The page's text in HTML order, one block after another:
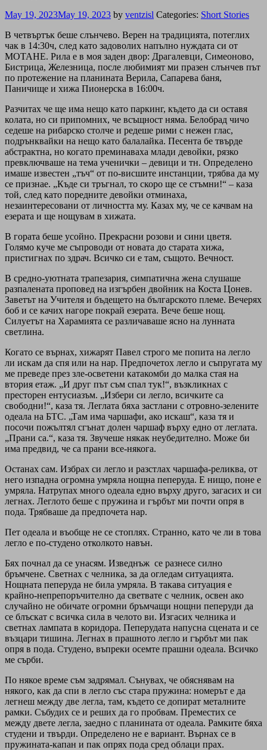
May 19, 2023May 19, 2023 by ventzisl Categories: Short Stories
В четвъртък беше слънчево. Верен на традицията, потеглих
чак в 14:30ч, след като задоволих напълно нуждата си от
МОТАНЕ. Рила е в моя заден двор: Драгалевци, Симеоново,
Бистрица, Железница, после любимият ми празен слънчев път
по протежение на планината Верила, Сапарева баня,
Паничище и хижа Пионерска в 16:00ч.
Разчитах че ще има нещо като паркинг, където да си оставя
колата, но си припомних, че всъщност няма. Белобрад чичо
седеше на рибарско столче и редеше рими с нежен глас,
подрънквайки на нещо като балалайка. Песента бе твърде
абстрактна, но когато преминаваха млади девойки, рязко
превключваше на тема ученички – девици и тн. Определено
имаше известен „тъч“ от по-висшите инстанции, трябва да му
се признае. „Къде си тръгнал, то скоро ще се стъмни!“ – каза
той, след като поредните девойки отминаха,
незаинтересовани от личността му. Казах му, че се качвам на
езерата и ще нощувам в хижата.
В гората беше усойно. Прекрасни розови и сини цветя.
Голямо куче ме съпроводи от новата до старата хижа,
пристигнах по здрач. Всичко си е там, същото. Вечност.
В средно-уютната трапезария, симпатична жена слушаше
разпалената проповед на изгърбен двойник на Коста Цонев.
Заветът на Учителя и бъдещето на българското племе. Вечерях
боб и се качих нагоре покрай езерата. Вече беше нощ.
Силуетът на Харамията се различаваше ясно на лунната
светлина.
Когато се върнах, хижарят Павел строго ме попита на легло
ли искам да спя или на нар. Предпочетох легло и съпругата му
ме преведе през зле-осветени катакомби до малка стая на
втория етаж. „И друг път съм спал тук!“, възкликнах с
престорен ентусиазъм. „Избери си легло, всичките са
свободни!“, каза тя. Леглата бяха застлани с отровно-зелените
одеала на БТС. „Там има чаршафи, ако искаш“, каза тя и
посочи пожълтял сгънат долен чаршаф върху едно от леглата.
„Прани са.“, каза тя. Звучеше някак неубедително. Може би
има предвид, че са прани все-някога.
Останах сам. Избрах си легло и разстлах чаршафа-реликва, oт
него изпадна огромна умряла нощна пеперуда. Е нищо, поне е
умряла. Натрупах много одеала едно върху друго, загасих и си
легнах. Леглото беше с пружина и гърбът ми почти опря в
пода. Трябваше да предпочета нар.
Пет одеала и въобще не се стоплях. Странно, като че ли в това
легло е по-студено отколкото навън.
Бях почнал да се унасям. Изведнъж се разнесе силно
бръмчене. Светнах с челника, за да огледам ситуацията.
Нощната пеперуда не била умряла. В такава ситуация е
крайно-непрепоръчително да светвате с челник, освен ако
случайно не обичате огромни бръмчащи нощни пеперуди да
се блъскат с всичка сила в челото ви. Изгасих челника и
светнах лампата в коридора. Пеперудата напусна сцената и се
възцари тишина. Легнах в прашното легло и гърбът ми пак
опря в пода. Студено, въпреки осемте прашни одеала. Всичко
ме сърби.
По някое време съм задрямал. Сънувах, че обяснявам на
някого, как да спи в легло със стара пружина: номерът е да
легнеш между две легла, там, където се допират металните
рамки. Събудих се и реших да го пробвам. Преместих се
между двете легла, заедно с планината от одеала. Рамките бяха
студени и твърди. Определено не е вариант. Върнах се в
пружината-капан и пак опрях пода сред облаци прах.